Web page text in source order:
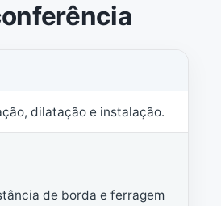
dilatação e instalação.
de borda e ferragem